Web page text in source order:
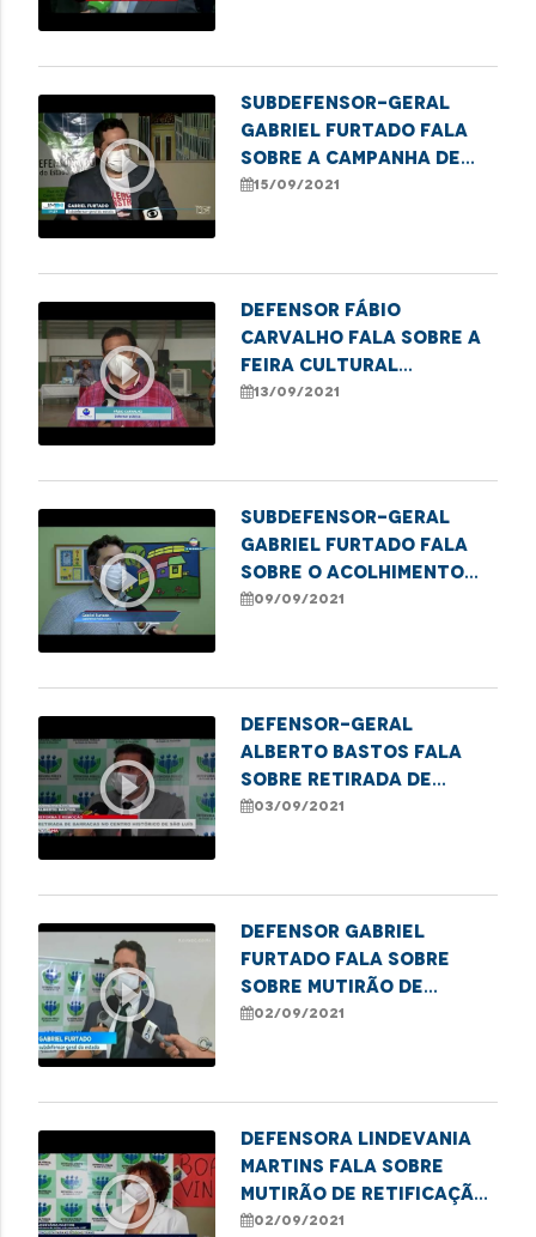
play_circle_outline
Subdefensor-geral
Gabriel furtado fala
sobre a Campanha de
combate a violência
15/09/2021
play_circle_outline
Defensor Fábio
Carvalho fala sobre a
Feira Cultural
realizada pela Funac
13/09/2021
play_circle_outline
Subdefensor-geral
Gabriel furtado fala
sobre o acolhimento
psicológico da
09/09/2021
play_circle_outline
Defensor-geral
Alberto Bastos fala
sobre retirada de
barracas no centro de
03/09/2021
play_circle_outline
Defensor Gabriel
Furtado fala sobre
sobre mutirão de
retificação de nome e
02/09/2021
play_circle_outline
Defensora Lindevania
Martins fala sobre
mutirão de retificação
de nome e gênero para
02/09/2021